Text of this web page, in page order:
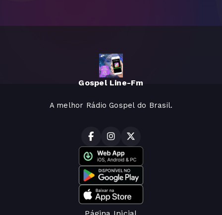
Gospel Line-Fm
A melhor Rádio Gospel do Brasil.